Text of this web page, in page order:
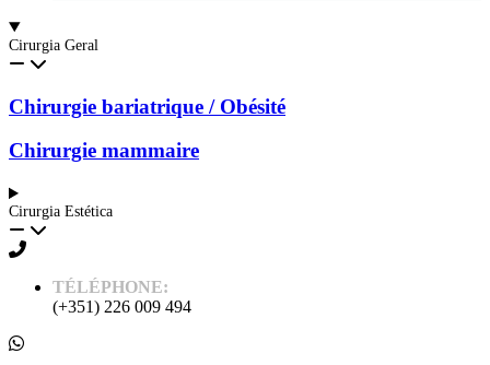
Cirurgia Geral
Chirurgie bariatrique / Obésité
Chirurgie mammaire
Cirurgia Estética
TÉLÉPHONE:
(+351) 226 009 494